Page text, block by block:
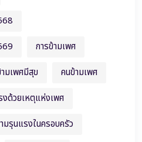
การข้ามเพศ
มเพศมีสุข
คนข้ามเพศ
งด้วยเหตุแห่งเพศ
มรุนแรงในครอบครัว